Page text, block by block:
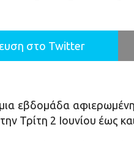
στο Twitter
εβδομάδα
Τρίτη 2 Ιουνίου έως